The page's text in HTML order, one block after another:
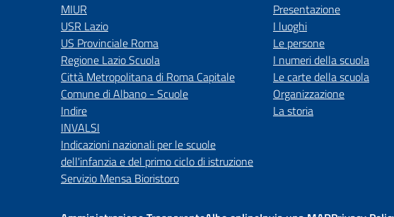
MIUR
USR Lazio
US Provinciale Roma
Regione Lazio Scuola
Città Metropolitana di Roma Capitale
Comune di Albano - Scuole
Indire
INVALSI
Indicazioni nazionali per le scuole
dell'infanzia e del primo ciclo di istruzione
Servizio Mensa Bioristoro
Presentazione
I luoghi
Le persone
I numeri della scuola
Le carte della scuola
Organizzazione
La storia